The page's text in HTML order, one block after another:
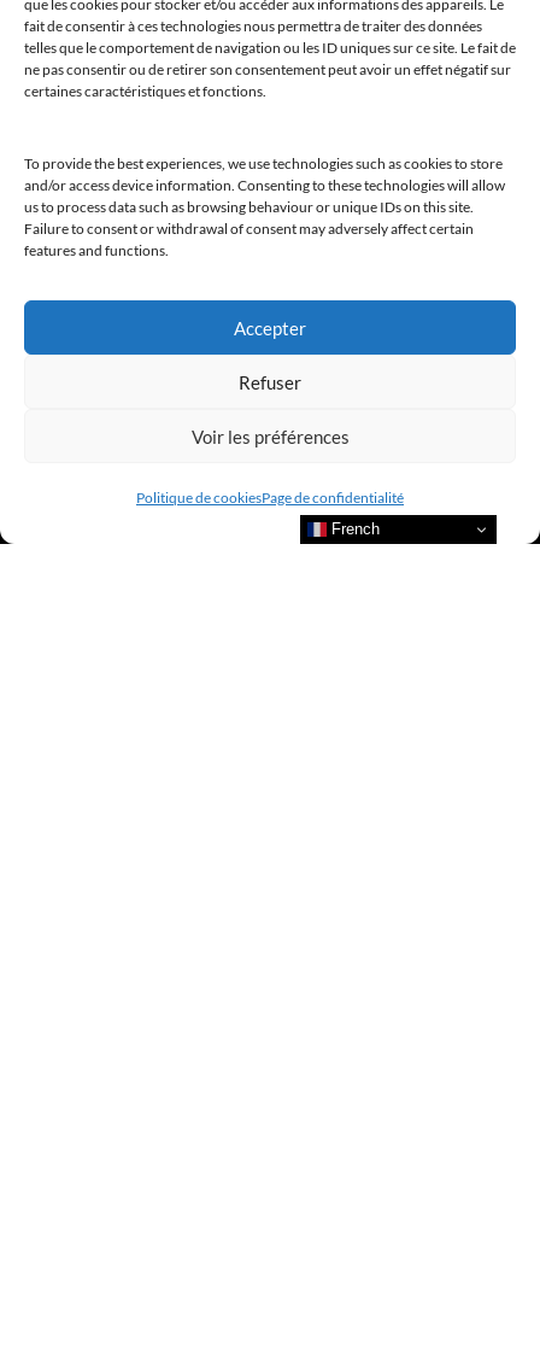
que les cookies pour stocker et/ou accéder aux informations des appareils. Le
fait de consentir à ces technologies nous permettra de traiter des données
telles que le comportement de navigation ou les ID uniques sur ce site. Le fait de
ne pas consentir ou de retirer son consentement peut avoir un effet négatif sur
certaines caractéristiques et fonctions.
To provide the best experiences, we use technologies such as cookies to store
and/or access device information. Consenting to these technologies will allow
us to process data such as browsing behaviour or unique IDs on this site.
Failure to consent or withdrawal of consent may adversely affect certain
features and functions.
Accepter
Refuser
Voir les préférences
Politique de cookiesPage de confidentialité
@clubamilcar
French